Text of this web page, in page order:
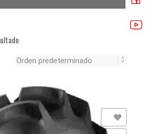
Añadir a la lista de deseos